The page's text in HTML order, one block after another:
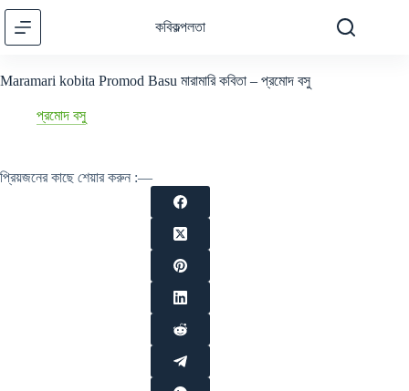
Skip
content
কবিকল্পলতা
Maramari kobita Promod Basu মারামারি কবিতা – প্রমোদ বসু
প্রমোদ বসু
প্রিয়জনের কাছে শেয়ার করুন :—